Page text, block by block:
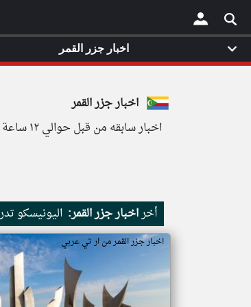
×
اخبار جزر القمر
اخبار سابقه من قبل حوالي ١٢ ساعة
أخراخبار جزر القمر: اليونيسكو
اخبار جزر القمر من ار تي عربي
اخبار جزر القمر